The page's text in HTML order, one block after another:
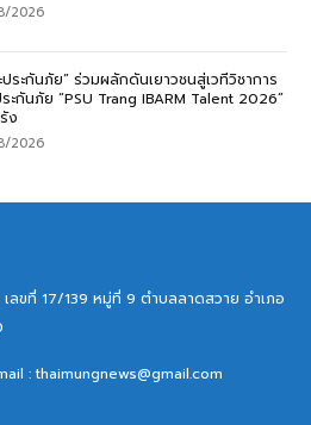
2026
ประกันภัย” ร่วมผลักดันเยาวชนสู่เวทีวิชาการ
ะกันภัย “PSU Trang IBARM Talent 2026”
ง
2026
ลขที่ 17/139 หมู่ที่ 9 ตำบลลาดสวาย อำเภอ
: thaimungnews@gmail.com